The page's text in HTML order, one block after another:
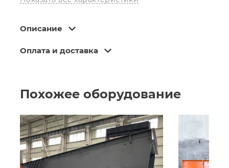
Описание
Оплата и доставка
Похожее оборудование